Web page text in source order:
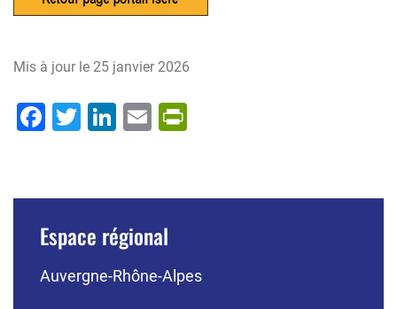
Mis à jour le 25 janvier 2026
Facebook
Twitter
LinkedIn
Email
Espace régional
Auvergne-Rhône-Alpes